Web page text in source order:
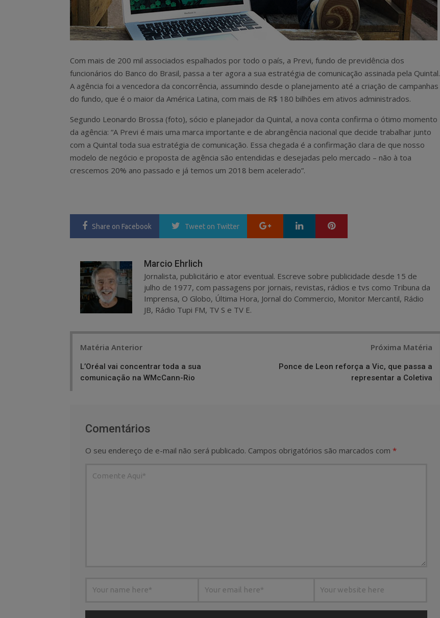
Com mais de 200 mil associados espalhados por todo o país, a Previ, fundo de previdência dos
funcionários do Banco do Brasil, passa a ter agora a sua estratégia de comunicação assinada pela Quintal.
A agência foi a vencedora da concorrência, assumindo desde o planejamento até a criação de campanhas
do fundo, que é o maior da América Latina, com mais de R$ 180 bilhões em ativos administrados.
Segundo Leonardo Brossa (foto), sócio e planejador da Quintal, a nova conta confirma o ótimo momento
da agência: “A Previ é mais uma marca importante e de abrangência nacional que decide trabalhar junto
com a Quintal toda sua estratégia de comunicação. Essa chegada é a confirmação clara de que nosso
modelo de negócio e proposta de agência são entendidas e desejadas pelo mercado – não à toa
crescemos 20% ano passado e já temos um 2018 bem acelerado”.
Share on Facebook Tweet on Twitter Google+ LinkedIn
Marcio Ehrlich
Jornalista, publicitário e ator eventual. Escreve sobre publicidade desde 15 de
julho de 1977, com passagens por jornais, revistas, rádios e tvs como Tribuna da
Imprensa, O Globo, Última Hora, Jornal do Commercio, Monitor Mercantil, Rádio
JB, Rádio Tupi FM, TV S e TV E.
Matéria Anterior
L’Oréal vai concentrar toda a sua
comunicação na WMcCann-Rio
Próxima Matéria
Ponce de Leon reforça a Vic, que passa a
representar a Coletiva
Comentários
O seu endereço de e-mail não será publicado. Campos obrigatórios são marcados com *